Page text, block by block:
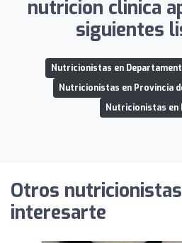
nutricion clinica
siguientes
Nutricionistas en
Nutricionistas en Provincia
Nutricionistas en
Otros
interesarte